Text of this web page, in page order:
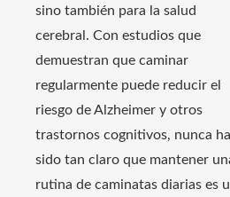
sino también para la salud
cerebral. Con estudios que
demuestran que caminar
regularmente puede reducir el
riesgo de Alzheimer y otros
trastornos cognitivos, nunca ha
sido tan claro que mantener
rutina de caminatas diarias es